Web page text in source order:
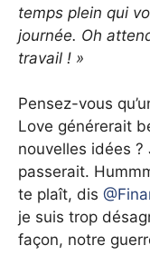
temps plein qui
journée. Oh
travail ! »
Pensez-vous
Love générerait
nouvelles idées
passerait.
te plaît, dis
je suis trop
façon, notre